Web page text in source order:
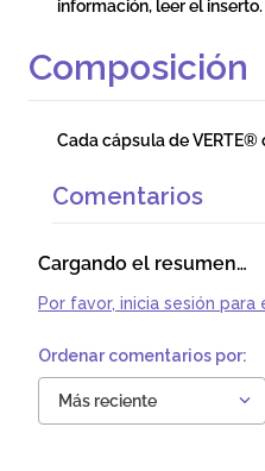
información, leer el inserto.
Composición
Cada cápsula de VERTE®
Comentarios
Cargando el resumen…
Por favor, inicia sesión para
Más reciente